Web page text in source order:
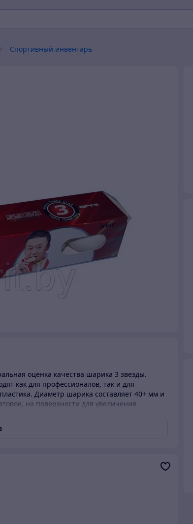
Спортивный инвентарь
оценка качества шарика 3 звезды.
как для профессионалов, так и для
Диаметр шарика составляет 40+ мм и
на поверхности для увеличения